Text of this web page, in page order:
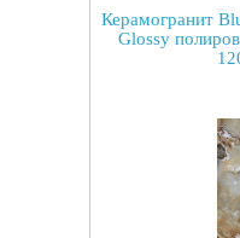
Керамогранит
Glossy